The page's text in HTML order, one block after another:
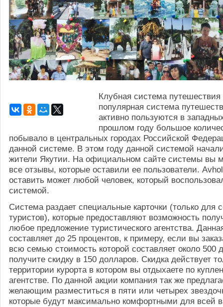
Клубная система путешествия
популярная система
активно пользуются в
прошлом году большое
побывало в центральных городах Российской
данной системе. В этом году данной системой
жители Якутии. На официальном сайте системы вы
все отзывы, которые оставили ее пользователи.
оставить может любой человек, который
системой.
Система раздает специальные карточки (только для
туристов), которые предоставляют возможность
любое предложение туристического агентства.
составляет до 25 процентов, к примеру, если вы
всю семью стоимость которой составляет около 500
получите скидку в 150 долларов. Скидка действует
территории курорта в котором вы отдыхаете по
агентстве. По данной акции компания так же
желающим разместиться в пяти или четырех
которые будут максимально комфортными для всей